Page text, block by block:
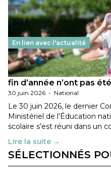
En lien avec l'actualité
Les décisions
fin d’année n’ont pas
30 juin 2026 - National
Le 30 juin 2026, le dernier
Ministériel de l’Éducation
scolaire s’est réuni dans un
Lire la suite →
SÉLECTIONNÉS